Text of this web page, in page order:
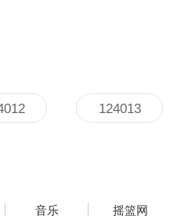
124013
音乐 摇篮网